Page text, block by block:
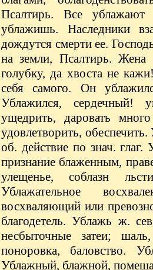
Псалтирь. Все ублажают
ублажишь. Наследники
дождутся смерти ее.
на земли, Псалтирь. Жена
голубку, да хвоста не
себя самого. Он
Ублажился, сердечный!
ущедрить, даровать
удовлетворить,
об. действие по знач. глаг.
признание блаженным,
улещенье, соблазн
Ублажательное
восхваляющий или
благодетель. Ублажь ж.
несбыточные затеи;
поноровка, баловство.
Ублажный, блажной,